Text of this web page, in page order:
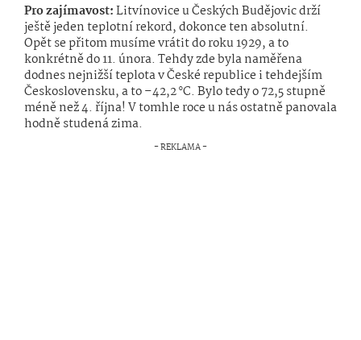
Pro zajímavost:Litvínovice u Českých Budějovic drží
ještě jeden teplotní rekord, dokonce ten absolutní.
Opět se přitom musíme vrátit do roku 1929, a to
konkrétně do 11. února. Tehdy zde byla naměřena
dodnes nejnižší teplota v České republice i tehdejším
Československu, a to –42,2 °C. Bylo tedy o 72,5 stupně
méně než 4. října! V tomhle roce u nás ostatně panovala
hodně studená zima.